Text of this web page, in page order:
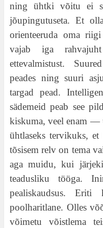
ning ühtki võitu ei
jõupingutuseta. Et
orienteeruda oma
vajab iga
ettevalmistust.
peades ning suuri
targad pead.
sädemeid peab see
kiskuma, veel enam —
ühtlaseks tervikuks,
tõsisem relv on tema
aga muidu, kui
teadusliku tööga.
pealiskaudsus. Eriti
poolharitlane. Olles
võimetu võistlema